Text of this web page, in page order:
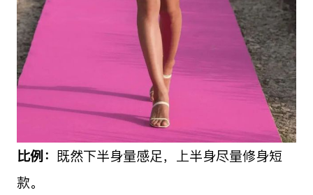
比例： 既然下半身量感足，上半身尽量修身短
款。